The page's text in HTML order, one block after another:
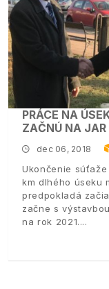
PRÁCE NA
ZAČNÚ NA JAR
dec 06, 2018
Ukončenie
km dlhého úseku
predpokladá
začne s
na rok 2021.